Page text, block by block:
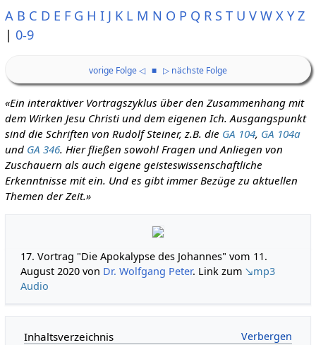
A B C D E F G H I J K L M N O P Q R S T U V W X Y Z
| 0-9
vorige Folge ◁ ■ ▷ nächste Folge
«Ein interaktiver Vortragszyklus über den Zusammenhang mit
dem Wirken Jesu Christi und dem eigenen Ich. Ausgangspunkt
sind die Schriften von Rudolf Steiner, z.B. die GA 104, GA 104a
und GA 346. Hier fließen sowohl Fragen und Anliegen von
Zuschauern als auch eigene geisteswissenschaftliche
Erkenntnisse mit ein. Und es gibt immer Bezüge zu aktuellen
Themen der Zeit.»
17. Vortrag "Die Apokalypse des Johannes" vom 11.
August 2020 von Dr. Wolfgang Peter. Link zum↘mp3
Audio
Inhaltsverzeichnis